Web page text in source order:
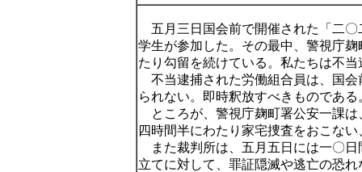
五月三日国会前で開催された「二
学生が参加した。その最中、警視庁
たり勾留を続けている。私たちは不
不当逮捕された労働組合員は、国会
られない。即時釈放すべきものである
ところが、警視庁麹町署公安一課は
四時間半にわたり家宅捜査をおこな
また裁判所は、五月五日には一〇日
立てに対して、罪証隠滅や逃亡の恐